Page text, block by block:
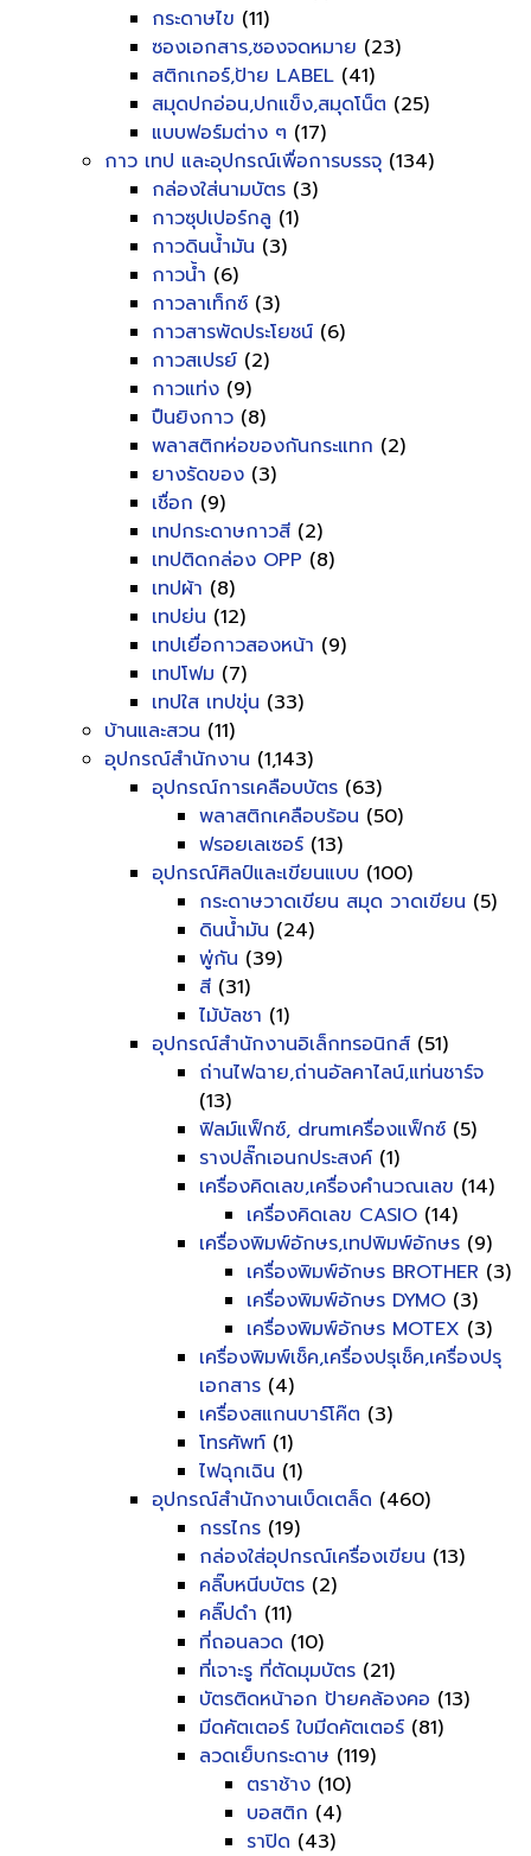
กระดาษไข (11)
ซองเอกสาร,ซองจดหมาย (23)
สติกเกอร์,ป้าย LABEL (41)
สมุดปกอ่อน,ปกแข็ง,สมุดโน็ต (25)
แบบฟอร์มต่าง ๆ (17)
กาว เทป และอุปกรณ์เพื่อการบรรจุ (134)
กล่องใส่นามบัตร (3)
กาวซุปเปอร์กลู (1)
กาวดินน้ำมัน (3)
กาวน้ำ (6)
กาวลาเท็กซ์ (3)
กาวสารพัดประโยชน์ (6)
กาวสเปรย์ (2)
กาวแท่ง (9)
ปืนยิงกาว (8)
พลาสติกห่อของกันกระแทก (2)
ยางรัดของ (3)
เชื่อก (9)
เทปกระดาษกาวสี (2)
เทปติดกล่อง OPP (8)
เทปผ้า (8)
เทปย่น (12)
เทปเยื่อกาวสองหน้า (9)
เทปโฟม (7)
เทปใส เทปขุ่น (33)
บ้านและสวน (11)
อุปกรณ์สำนักงาน (1,143)
อุปกรณ์การเคลือบบัตร (63)
พลาสติกเคลือบร้อน (50)
ฟรอยเลเซอร์ (13)
อุปกรณ์ศิลป์และเขียนแบบ (100)
กระดาษวาดเขียน สมุด วาดเขียน (5)
ดินน้ำมัน (24)
พู่กัน (39)
สี (31)
ไม้บัลชา (1)
อุปกรณ์สำนักงานอิเล็กทรอนิกส์ (51)
ถ่านไฟฉาย,ถ่านอัลคาไลน์,แท่นชาร์จ
(13)
ฟิลม์แฟ็กซ์, drumเครื่องแฟ็กซ์ (5)
รางปลั๊กเอนกประสงค์ (1)
เครื่องคิดเลข,เครื่องคำนวณเลข (14)
เครื่องคิดเลข CASIO (14)
เครื่องพิมพ์อักษร,เทปพิมพ์อักษร (9)
เครื่องพิมพ์อักษร BROTHER (3)
เครื่องพิมพ์อักษร DYMO (3)
เครื่องพิมพ์อักษร MOTEX (3)
เครื่องพิมพ์เช็ค,เครื่องปรุเช็ค,เครื่องปรุ
เอกสาร (4)
เครื่องสแกนบาร์โค๊ต (3)
โทรศัพท์ (1)
ไฟฉุกเฉิน (1)
อุปกรณ์สำนักงานเบ็ดเตล็ด (460)
กรรไกร (19)
กล่องใส่อุปกรณ์เครื่องเขียน (13)
คลิ๊บหนีบบัตร (2)
คลิ๊ปดำ (11)
ที่ถอนลวด (10)
ที่เจาะรู ที่ตัดมุมบัตร (21)
บัตรติดหน้าอก ป้ายคล้องคอ (13)
มีดคัตเตอร์ ใบมีดคัตเตอร์ (81)
ลวดเย็บกระดาษ (119)
ตราช้าง (10)
บอสติก (4)
ราปิด (43)